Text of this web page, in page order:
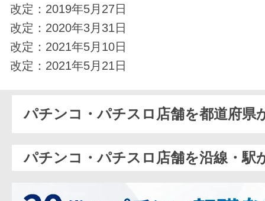
改定：2019年5月27日
改定：2020年3月31日
改定：2021年5月10日
改定：2021年5月21日
パチンコ・パチスロ店舗を都道府県
パチンコ・パチスロ店舗を沿線・駅